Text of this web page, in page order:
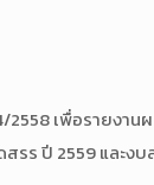
2558 เพื่อรายงาน
สรร ปี 2559 และง